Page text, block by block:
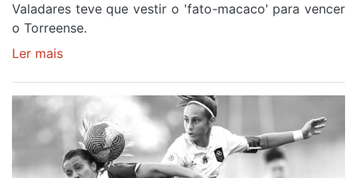
Valadares teve que vestir o 'fato-macaco' para vencer
o Torreense.
Ler mais
CONSOLIDA
SEXTO
LUGAR
NA
LIGA